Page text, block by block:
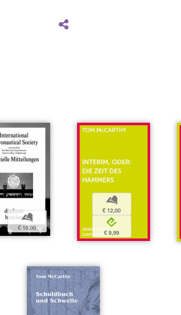
b
€ 18,00
b
€ 12,00
e
€ 9,99